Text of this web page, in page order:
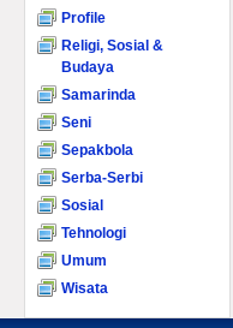
Profile
Religi, Sosial &
Budaya
Samarinda
Seni
Sepakbola
Serba-Serbi
Sosial
Tehnologi
Umum
Wisata